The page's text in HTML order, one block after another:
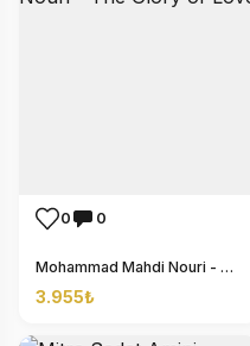
0 0
Mohammad Mahdi Nouri - The Glory of Love
3.955₺